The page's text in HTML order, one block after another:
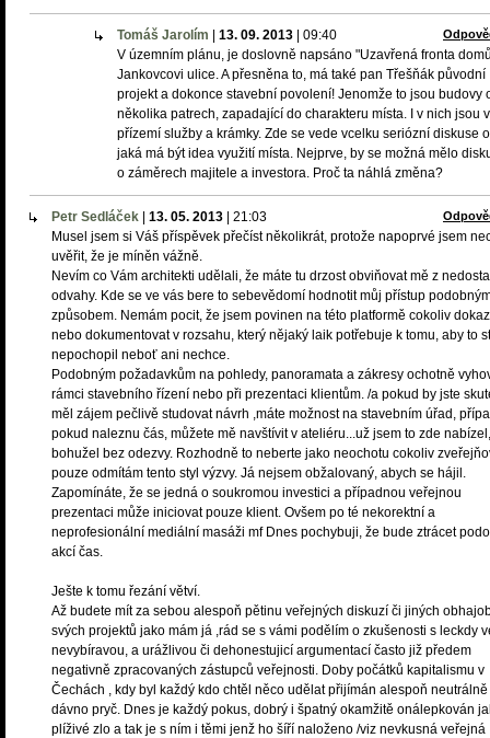
Tomáš Jarolím 13. 09. 2013 09:40
V územním plánu, je doslovně napsáno "Uzavřená fronta
Jankovcovi ulice. A přesněna to, má také pan Třešňák původní
projekt a dokonce stavební povolení! Jenomže to jsou budovy
několika patrech, zapadající do charakteru místa. I v nich jsou v
přízemí služby a krámky. Zde se vede vcelku seriózní diskuse
jaká má být idea využití místa. Nejprve, by se možná mělo
o záměrech majitele a investora. Proč ta náhlá změna?
Petr Sedláček 13. 05. 2013 21:03
Musel jsem si Váš příspěvek přečíst několikrát, protože napoprvé jsem
uvěřit, že je míněn vážně.
Nevím co Vám architekti udělali, že máte tu drzost obviňovat mě z
odvahy. Kde se ve vás bere to sebevědomí hodnotit můj přístup
způsobem. Nemám pocit, že jsem povinen na této platformě cokoliv
nebo dokumentovat v rozsahu, který nějaký laik potřebuje k tomu, aby to
nepochopil neboť ani nechce.
Podobným požadavkům na pohledy, panoramata a zákresy ochotně
rámci stavebního řízení nebo při prezentaci klientům. /a pokud by jste
měl zájem pečlivě studovat návrh ,máte možnost na stavebním úřad,
pokud naleznu čás, můžete mě navštívit v ateliéru...už jsem to zde nabízel,
bohužel bez odezvy. Rozhodně to neberte jako neochotu cokoliv
pouze odmítám tento styl výzvy. Já nejsem obžalovaný, abych se hájil.
Zapomínáte, že se jedná o soukromou investici a případnou veřejnou
prezentaci může iniciovat pouze klient. Ovšem po té nekorektní a
neprofesionální mediální masáži mf Dnes pochybuji, že bude ztrácet
akcí čas.
Ješte k tomu řezání větví.
Až budete mít za sebou alespoň pětinu veřejných diskuzí či jiných
svých projektů jako mám já ,rád se s vámi podělím o zkušenosti s leckdy
nevybíravou, a urážlivou či dehonestujicí argumentací často již předem
negativně zpracovaných zástupců veřejnosti. Doby počátků kapitalismu v
Čechách , kdy byl každý kdo chtěl něco udělat přijímán alespoň
dávno pryč. Dnes je každý pokus, dobrý i špatný okamžitě onálepkován
plíživé zlo a tak je s ním i těmi jenž ho šíří naloženo /viz nevkusná veřejná